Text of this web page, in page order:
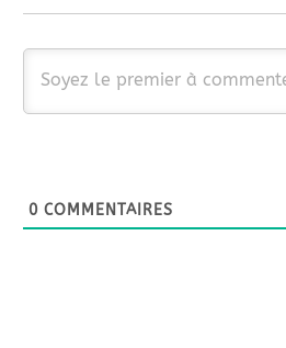
0 COMMENTAIRES